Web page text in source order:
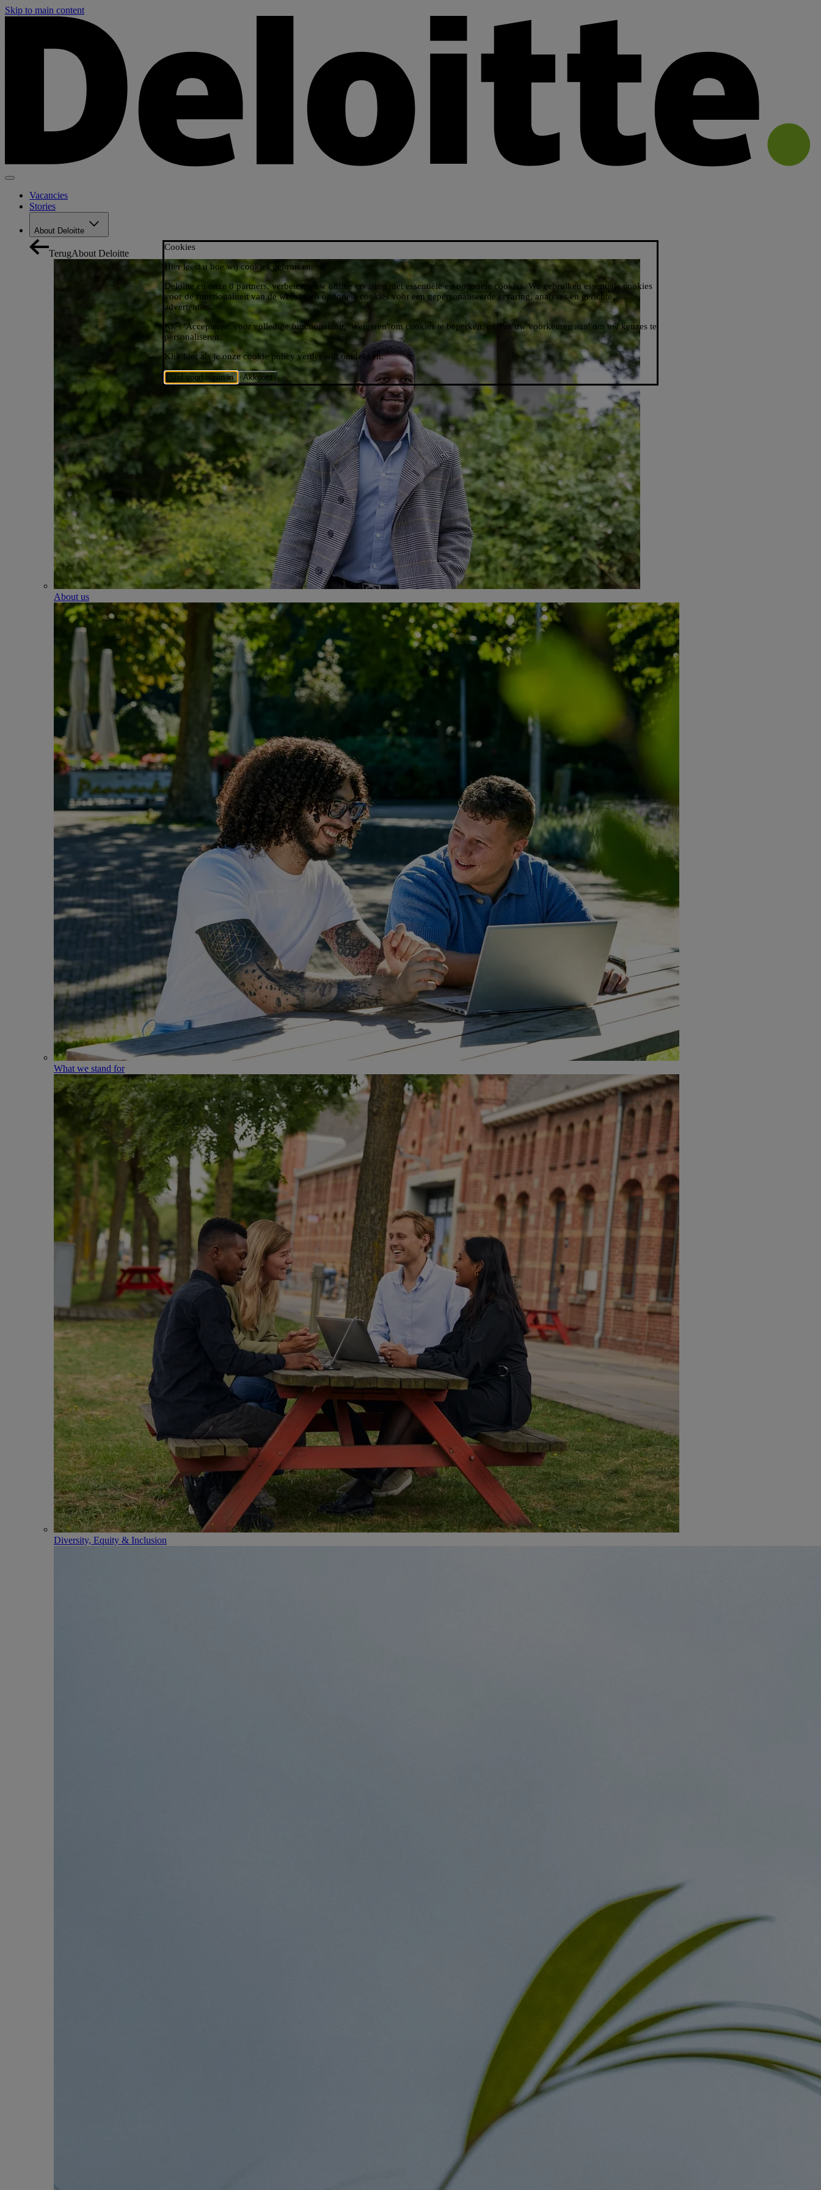
Cookies
Hier leest u hoe wij cookies gebruiken.​
Deloitte en onze 8 partners, verbeteren uw online ervaring met essentiële en optionele cookies. We gebruiken essentiële cookies
voor de functionaliteit van de website en optionele cookies voor een gepersonaliseerde ervaring, analyses en gerichte
advertenties.
Kies 'Accepteren' voor volledige functionaliteit, 'Weigeren' om cookies te beperken, of 'Pas uw voorkeuren aan' om uw keuzes te
personaliseren.​
Klik hier als je onze cookie policy verder wilt ontdekken.​
Stel voorkeuren in Akkoord
Skip to main content
Vacancies
Stories
About Deloitte
TerugAbout Deloitte
About us
What we stand for
Diversity, Equity & Inclusion